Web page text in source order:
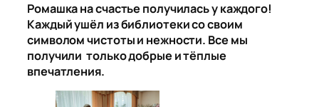
Ромашка на счастье получилась у каждого!
Каждый ушёл из библиотеки со своим
символом чистоты и нежности. Все мы
получили только добрые и тёплые
впечатления.